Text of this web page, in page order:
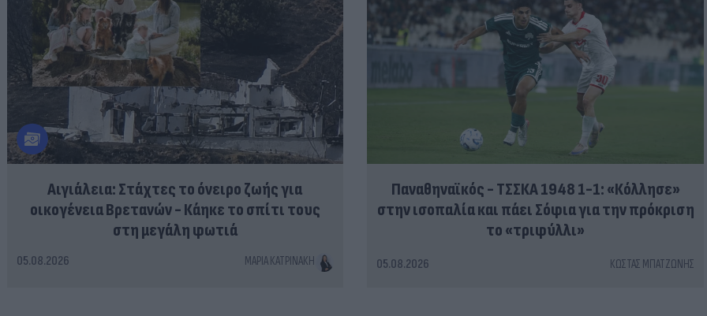
Αιγιάλεια: Στάχτες το όνειρο ζωής για
οικογένεια Βρετανών - Κάηκε το σπίτι τους
στη μεγάλη φωτιά
05.08.2026 ΜΑΡΊΑ ΚΑΤΡΙΝΆΚΗ
Παναθηναϊκός - ΤΣΣΚΑ 1948 1-1: «Κόλλησε»
στην ισοπαλία και πάει Σόφια για την πρόκριση
το «τριφύλλι»
05.08.2026 ΚΏΣΤΑΣ ΜΠΑΤΖΏΝΗΣ